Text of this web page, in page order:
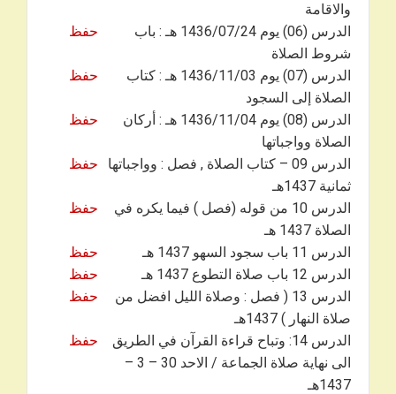
والاقامة
الدرس (06) يوم 1436/07/24 هـ : باب
شروط الصلاة
حفظ
الدرس (07) يوم 1436/11/03 هـ : كتاب
الصلاة إلى السجود
حفظ
الدرس (08) يوم 1436/11/04 هـ : أركان
الصلاة وواجباتها
حفظ
الدرس 09 – كتاب الصلاة , فصل : وواجباتها
ثمانية 1437هـ
حفظ
الدرس 10 من قوله (فصل ) فيما يكره في
الصلاة 1437 هـ
حفظ
الدرس 11 باب سجود السهو 1437 هـ
حفظ
الدرس 12 باب صلاة التطوع 1437 هـ
حفظ
الدرس 13 ( فصل : وصلاة الليل افضل من
صلاة النهار ) 1437هـ
حفظ
الدرس 14: وتباح قراءة القرآن في الطريق
الى نهاية صلاة الجماعة / الاحد 30 – 3 –
1437هـ
حفظ